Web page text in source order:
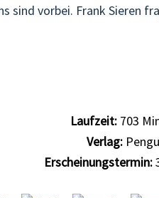
sind vorbei. Frank Sieren
Laufzeit: 703
Verlag:
Erscheinungstermin: